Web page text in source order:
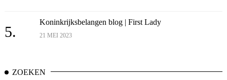
5.
Koninkrijksbelangen blog | First Lady
21 MEI 2023
ZOEKEN